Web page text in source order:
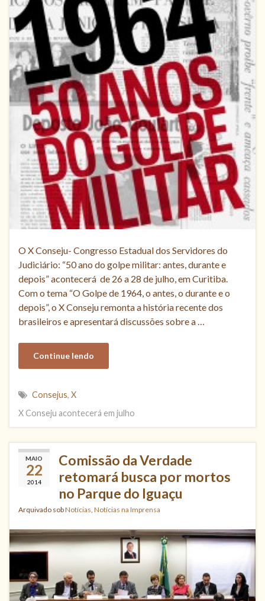
O X Conseju- Congresso Estadual dos Servidores do
Judiciário: “50 ano do golpe militar: antes, durante e
depois” acontecerá de 26 a 28 de julho, em Curitiba.
Com o tema “O Golpe de 1964, o antes, o durante e o
depois”, o X Conseju remonta a história recente dos
brasileiros e apresentará discussões sobre a …
Continue lendo
Consejus, X
X Conseju acontecerá em julho
MAIO
22
2014
Comissão da Verdade
retomará busca por mortos
no Parque do Iguaçu
Arquivado sobNotícias Notícias na Imprensa